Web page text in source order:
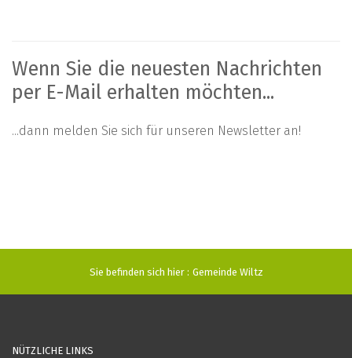
Wenn Sie die neuesten Nachrichten
per E-Mail erhalten möchten...
...dann melden Sie sich für unseren Newsletter an!
Sie befinden sich hier : Gemeinde Wiltz
NÜTZLICHE LINKS